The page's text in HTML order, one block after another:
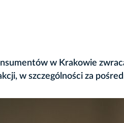
w Krakowie
w szczególności za